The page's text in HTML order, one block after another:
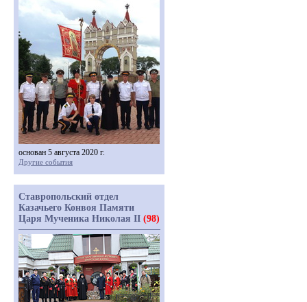
основан 5 августа 2020 г.
Другие события
Ставропольский отдел
Казачьего Конвоя Памяти
Царя Мученика Николая II (98)